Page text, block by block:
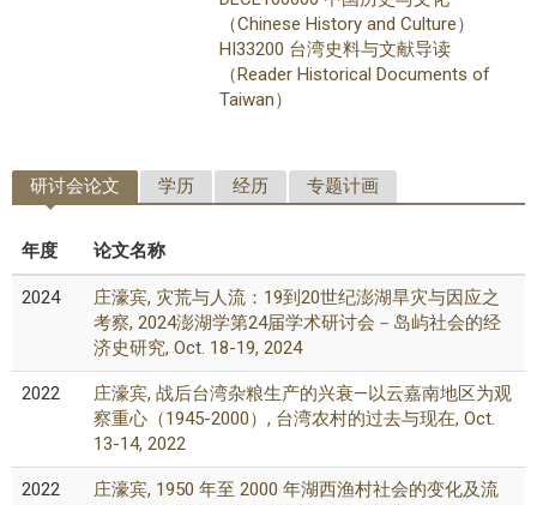
（Chinese History and Culture）
HI33200 台湾史料与文献导读
（Reader Historical Documents of
Taiwan）
研讨会论文 学历 经历 专题计画
年度 论文名称
2024
庄濠宾, 灾荒与人流：19到20世纪澎湖旱灾与因应之
考察, 2024澎湖学第24届学术研讨会－岛屿社会的经
济史研究, Oct. 18-19, 2024
2022
庄濠宾, 战后台湾杂粮生产的兴衰—以云嘉南地区为观
察重心（1945-2000）, 台湾农村的过去与现在, Oct.
13-14, 2022
2022
庄濠宾, 1950 年至 2000 年湖西渔村社会的变化及流